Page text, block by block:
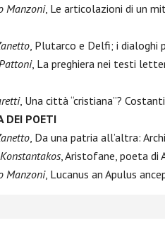
Manzoni, Le articolazioni di un
, Plutarco e Delfi; i dialoghi
, La preghiera nei testi
, Una città “cristiana”?
DEI POETI
, Da una patria all’altra:
, Aristofane, poeta di
Manzoni, Lucanus an Apulus